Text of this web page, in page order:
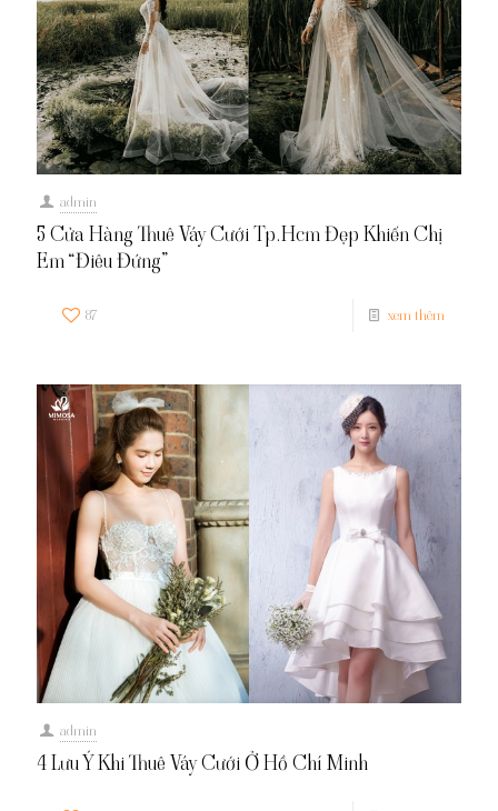
admin
5 Cửa Hàng Thuê Váy Cưới Tp.Hcm Đẹp Khiến Chị
Em “Điêu Đứng”
87 xem thêm
admin
4 Lưu Ý Khi Thuê Váy Cưới Ở Hồ Chí Minh